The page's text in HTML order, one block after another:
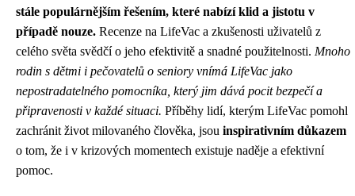
stále populárnějším řešením, které nabízí klid a jistotu v
případě nouze. Recenze na LifeVac a zkušenosti uživatelů z
celého světa svědčí o jeho efektivitě a snadné použitelnosti. Mnoho
rodin s dětmi i pečovatelů o seniory vnímá LifeVac jako
nepostradatelného pomocníka, který jim dává pocit bezpečí a
připravenosti v každé situaci. Příběhy lidí, kterým LifeVac pomohl
zachránit život milovaného člověka, jsou inspirativním důkazem
o tom, že i v krizových momentech existuje naděje a efektivní
pomoc.